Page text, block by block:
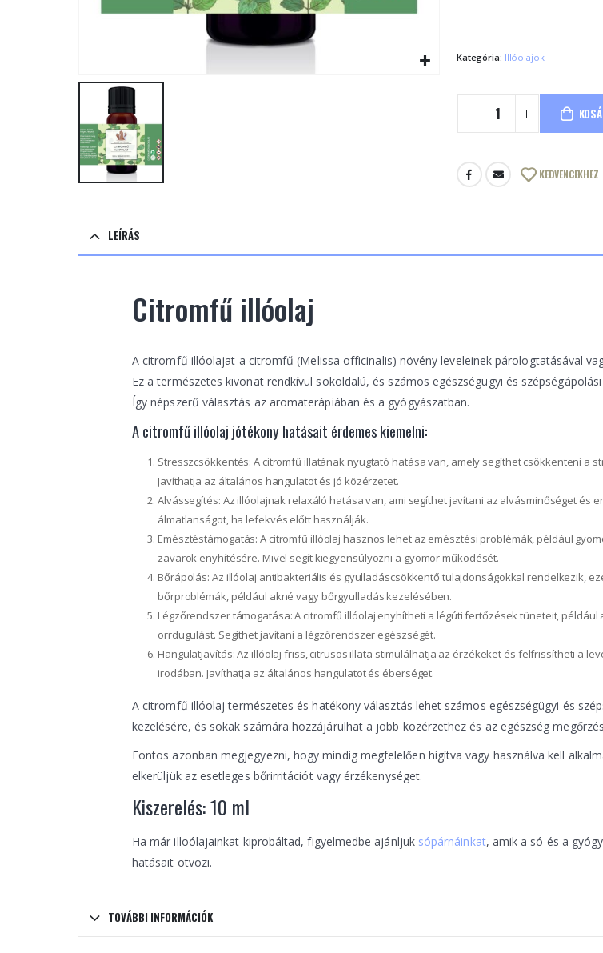
Kategória: Illóolajok
KEDVENCEKHEZ
LEÍRÁS
Citromfű illóolaj
A citromfű illóolajat a citromfű (Melissa officinalis) növény leveleinek párologtatásával
Ez a természetes kivonat rendkívül sokoldalú, és számos egészségügyi és
Így népszerű választás az aromaterápiában és a gyógyászatban.
A citromfű illóolaj jótékony hatásait érdemes kiemelni:
Stresszcsökkentés: A citromfű illatának nyugtató hatása van, amely segíthet csökkenteni a
Javíthatja az általános hangulatot és jó közérzetet.
Alvássegítés: Az illóolajnak relaxáló hatása van, ami segíthet javítani az alvásminőséget és
álmatlanságot, ha lefekvés előtt használják.
Emésztéstámogatás: A citromfű illóolaj hasznos lehet az emésztési problémák, például
zavarok enyhítésére. Mivel segít kiegyensúlyozni a gyomor működését.
Bőrápolás: Az illóolaj antibakteriális és gyulladáscsökkentő tulajdonságokkal rendelkezik,
bőrproblémák, például akné vagy bőrgyulladás kezelésében.
Légzőrendszer támogatása: A citromfű illóolaj enyhítheti a légúti fertőzések tüneteit, például
orrdugulást. Segíthet javítani a légzőrendszer egészségét.
Hangulatjavítás: Az illóolaj friss, citrusos illata stimulálhatja az érzékeket és felfrissítheti a
irodában. Javíthatja az általános hangulatot és éberséget.
A citromfű illóolaj természetes és hatékony választás lehet számos egészségügyi és
kezelésére, és sokak számára hozzájárulhat a jobb közérzethez és az egészség
Fontos azonban megjegyezni, hogy mindig megfelelően hígítva vagy használva kell
elkerüljük az esetleges bőrirritációt vagy érzékenységet.
Kiszerelés: 10 ml
Ha már illoólajainkat kiprobáltad, figyelmedbe ajánljuk sópárnáinkat, amik a só és a
hatásait ötvözi.
TOVÁBBI INFORMÁCIÓK